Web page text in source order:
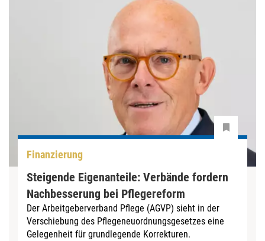
Finanzierung
Steigende Eigenanteile: Verbände fordern
Nachbesserung bei Pflegereform
Der Arbeitgeberverband Pflege (AGVP) sieht in der
Verschiebung des Pflegeneuordnungsgesetzes eine
Gelegenheit für grundlegende Korrekturen.